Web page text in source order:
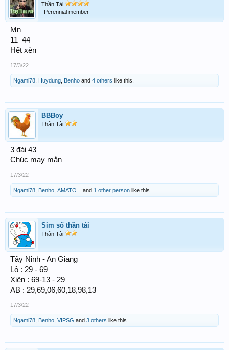
Thần Tài
Perennial member
Mn
11_44
Hết xèn
17/3/22
Ngami78 Huydung Benho and 4 others like this.
BBBoy
Thần Tài
3 đài 43
Chúc may mắn
17/3/22
Ngami78 Benho AMATO... and 1 other person like this.
Sim số thần tài
Thần Tài
Tây Ninh - An Giang
Lô : 29 - 69
Xiên : 69-13 - 29
AB : 29,69,06,60,18,98,13
17/3/22
Ngami78 Benho VIPSG and 3 others like this.